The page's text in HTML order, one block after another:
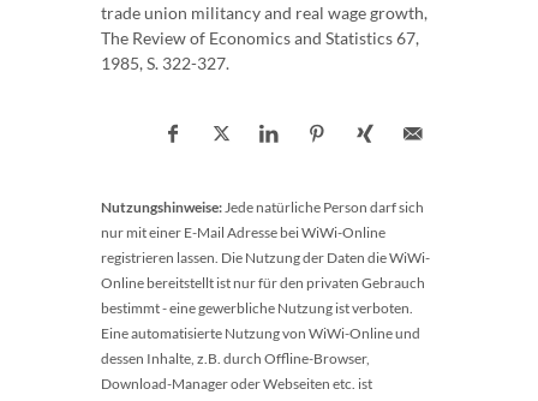
trade union militancy and real wage growth,
The Review of Economics and Statistics 67,
1985, S. 322-327.
Nutzungshinweise: Jede natürliche Person darf sich
nur mit einer E-Mail Adresse bei WiWi-Online
registrieren lassen. Die Nutzung der Daten die WiWi-
Online bereitstellt ist nur für den privaten Gebrauch
bestimmt - eine gewerbliche Nutzung ist verboten.
Eine automatisierte Nutzung von WiWi-Online und
dessen Inhalte, z.B. durch Offline-Browser,
Download-Manager oder Webseiten etc. ist